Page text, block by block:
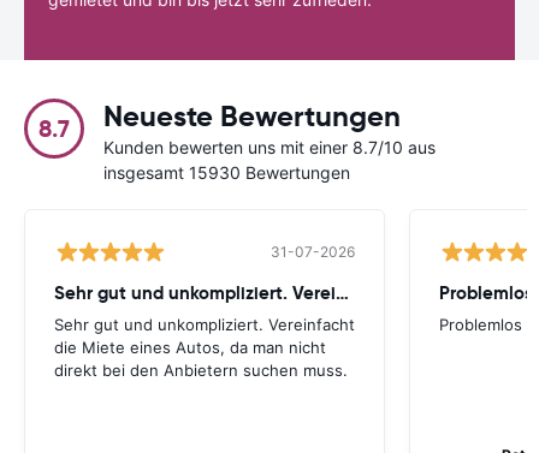
8.7 Neueste Bewertungen
Kunden bewerten uns mit einer 8.7/10 aus
insgesamt 15930 Bewertungen
31-07-2026
Sehr gut und unkompliziert. Vereinfacht
Sehr gut und unkompliziert. Vereinfacht
die Miete eines Autos, da man nicht
direkt bei den Anbietern suchen muss.
Problemlos
Problemlos